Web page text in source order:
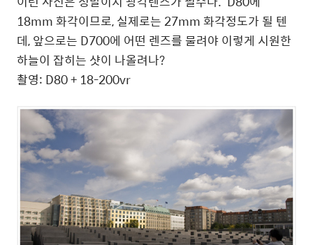
18mm 화각이므로, 실제로는 27mm 화각정도가 될 텐
데, 앞으로는 D700에 어떤 렌즈를 물려야 이렇게 시원한
하늘이 잡히는 샷이 나올려나?
촬영: D80 + 18-200vr